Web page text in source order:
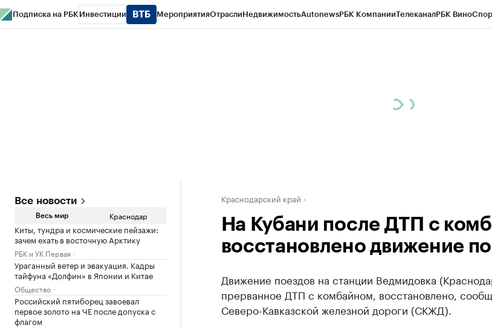
Подписка на РБК Инвестиции МероприятияОтраслиНедвижимостьAutonewsРБК КомпанииТелеканалРБК Вино
Все новости
Весь мир Краснодар
Киты, тундра и космические пейзажи:
зачем ехать в восточную Арктику
РБК и УК Первая
Ураганный ветер и эвакуация. Кадры
тайфуна «Долфин» в Японии и Китае
Общество
Российский пятиборец завоевал
первое золото на ЧЕ после допуска с
флагом
Краснодарский край
На Кубани после ДТП с
восстановлено движение
Движение поездов на станции Ведмидовка
прерванное ДТП с комбайном, восстановлено,
Северо-Кавказской железной дороги (СКЖД).